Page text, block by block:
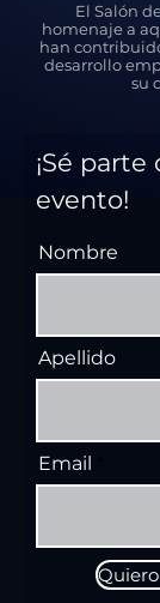
El Salón
homenaje a
han
desarrollo
su
¡Sé
evento!
Nombre
Apellido
Email